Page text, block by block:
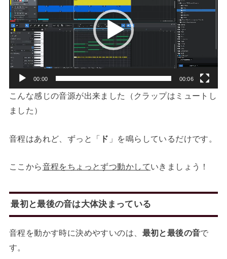
プ
レ
ー
ヤ
00:00 00:06
こんな感じの音源が出来ました（クラップはミュートし
ました）
音程はあれど、ずっと「 ド 」を鳴らしているだけです。
ここから音程をちょっとずつ動かしていきましょう！
最初と最後の音は大体決まっている
音程を動かす時に決めやすいのは、 最初と最後の音で
す。